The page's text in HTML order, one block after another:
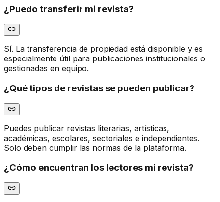
¿Puedo transferir mi revista?
Sí. La transferencia de propiedad está disponible y es
especialmente útil para publicaciones institucionales o
gestionadas en equipo.
¿Qué tipos de revistas se pueden publicar?
Puedes publicar revistas literarias, artísticas,
académicas, escolares, sectoriales e independientes.
Solo deben cumplir las normas de la plataforma.
¿Cómo encuentran los lectores mi revista?